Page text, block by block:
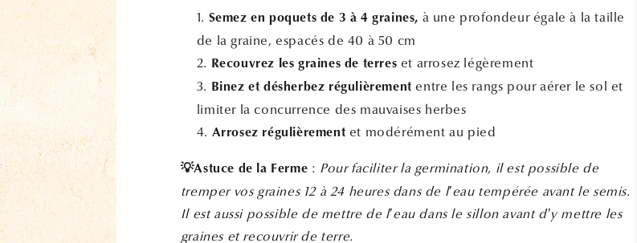
Semez en poquets de 3 à 4 graines, à une profondeur égale à la taille
de la graine, espacés de 40 à 50 cm
Recouvrez les graines de terres et arrosez légèrement
Binez et désherbez régulièrement entre les rangs pour aérer le sol et
limiter la concurrence des mauvaises herbes
Arrosez régulièrement et modérément au pied
💡Astuce de la Ferme : Pour faciliter la germination, il est possible de
tremper vos graines 12 à 24 heures dans de l’eau tempérée avant le semis.
Il est aussi possible de mettre de l’eau dans le sillon avant d’y mettre les
graines et recouvrir de terre.